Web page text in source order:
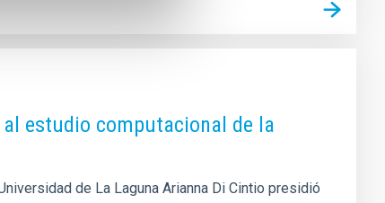
estudio computacional de la
de La Laguna Arianna Di Cintio presidió